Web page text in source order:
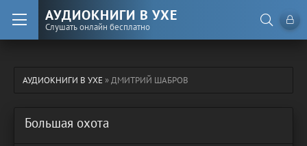
АУДИОКНИГИ В УХЕ
Слушать онлайн бесплатно
АУДИОКНИГИ В УХЕ» ДМИТРИЙ ШАБРОВ
Большая охота